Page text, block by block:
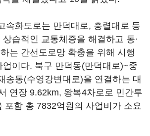
속화도로는 만덕대로, 충렬대로 등
습적인 교통체증을 해결하고 동·
는 간선도로망 확충을 위해 시행
이다. 북구 만덕동(만덕대로)~중
송동(수영강변대로)을 연결하는 대
연장 9.62km, 왕복4차로로 민간투
포함 총 7832억원의 사업비가 소요